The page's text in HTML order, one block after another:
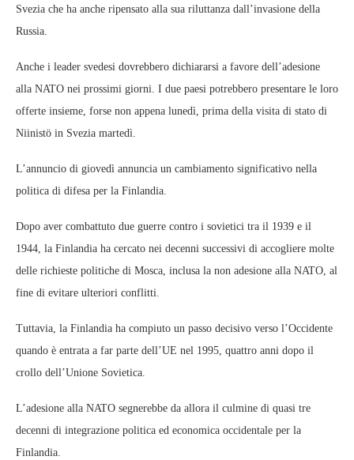
Svezia che ha anche ripensato alla sua riluttanza dall’invasione della
Russia.
Anche i leader svedesi dovrebbero dichiararsi a favore dell’adesione
alla NATO nei prossimi giorni. I due paesi potrebbero presentare le loro
offerte insieme, forse non appena lunedì, prima della visita di stato di
Niinistö in Svezia martedì.
L’annuncio di giovedì annuncia un cambiamento significativo nella
politica di difesa per la Finlandia.
Dopo aver combattuto due guerre contro i sovietici tra il 1939 e il
1944, la Finlandia ha cercato nei decenni successivi di accogliere molte
delle richieste politiche di Mosca, inclusa la non adesione alla NATO, al
fine di evitare ulteriori conflitti.
Tuttavia, la Finlandia ha compiuto un passo decisivo verso l’Occidente
quando è entrata a far parte dell’UE nel 1995, quattro anni dopo il
crollo dell’Unione Sovietica.
L’adesione alla NATO segnerebbe da allora il culmine di quasi tre
decenni di integrazione politica ed economica occidentale per la
Finlandia.